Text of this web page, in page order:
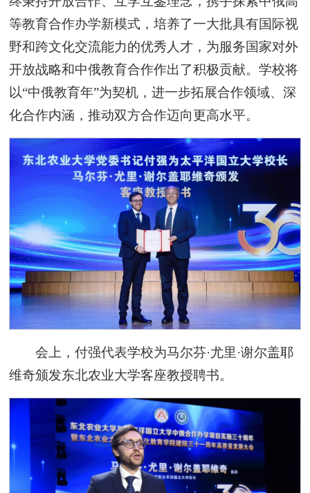
等教育合作办学新模式，培养了一大批具有国际视
野和跨文化交流能力的优秀人才，为服务国家对外
开放战略和中俄教育合作作出了积极贡献。学校将
以“中俄教育年”为契机，进一步拓展合作领域、深
化合作内涵，推动双方合作迈向更高水平。
会上，付强代表学校为马尔芬·尤里·谢尔盖耶
维奇颁发东北农业大学客座教授聘书。